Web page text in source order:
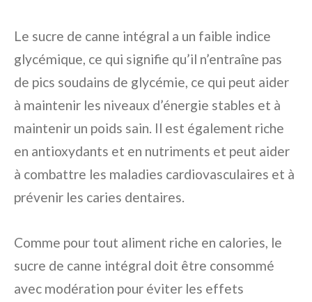
Le sucre de canne intégral a un faible indice
glycémique, ce qui signifie qu’il n’entraîne pas
de pics soudains de glycémie, ce qui peut aider
à maintenir les niveaux d’énergie stables et à
maintenir un poids sain. Il est également riche
en antioxydants et en nutriments et peut aider
à combattre les maladies cardiovasculaires et à
prévenir les caries dentaires.
Comme pour tout aliment riche en calories, le
sucre de canne intégral doit être consommé
avec modération pour éviter les effets